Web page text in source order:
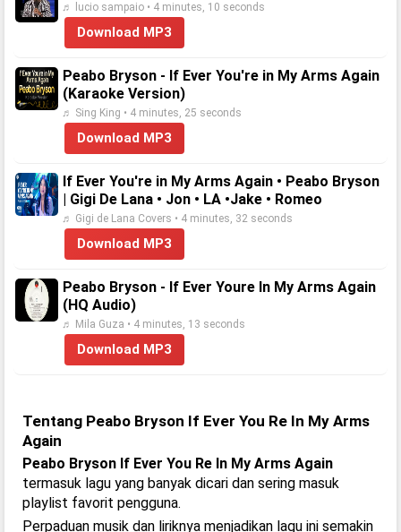
♬ lucio sampaio • 4 minutes, 10 seconds
Download MP3
Peabo Bryson - If Ever You're in My Arms Again
(Karaoke Version)
♬ Sing King • 4 minutes, 25 seconds
Download MP3
If Ever You're in My Arms Again • Peabo Bryson
| Gigi De Lana • Jon • LA •Jake • Romeo
♬ Gigi de Lana Covers • 4 minutes, 32 seconds
Download MP3
Peabo Bryson - If Ever Youre In My Arms Again
(HQ Audio)
♬ Mila Guza • 4 minutes, 13 seconds
Download MP3
Tentang Peabo Bryson If Ever You Re In My Arms
Again
Peabo Bryson If Ever You Re In My Arms Again
termasuk lagu yang banyak dicari dan sering masuk
playlist favorit pengguna.
Perpaduan musik dan liriknya menjadikan lagu ini semakin